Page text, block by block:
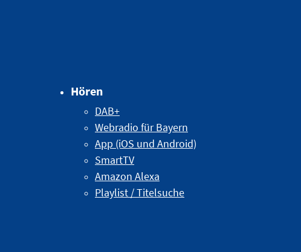
Hören
DAB+
Webradio für Bayern
App (iOS und Android)
SmartTV
Amazon Alexa
Playlist / Titelsuche